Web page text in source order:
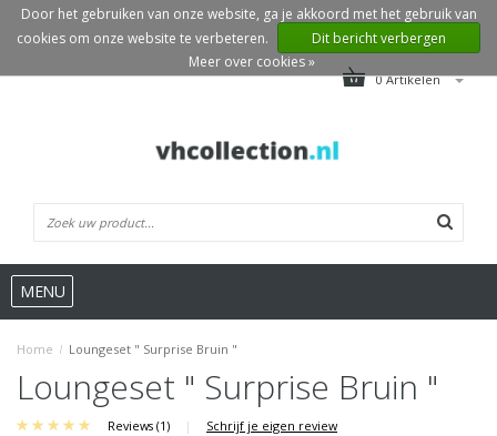
0 Artikelen
MENU
Home / Loungeset " Surprise Bruin "
Loungeset " Surprise Bruin "
Reviews (1) | Schrijf je eigen review
Door het gebruiken van onze website, ga je akkoord met het gebruik van
cookies om onze website te verbeteren.
Dit bericht verbergen
Meer over cookies »